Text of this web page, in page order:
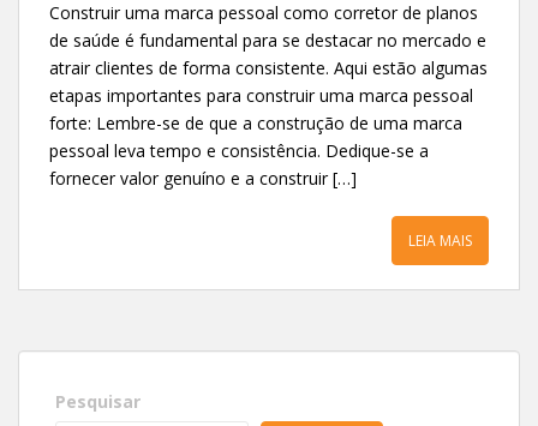
Construir uma marca pessoal como corretor de planos
de saúde é fundamental para se destacar no mercado e
atrair clientes de forma consistente. Aqui estão algumas
etapas importantes para construir uma marca pessoal
forte: Lembre-se de que a construção de uma marca
pessoal leva tempo e consistência. Dedique-se a
fornecer valor genuíno e a construir […]
LEIA MAIS
Pesquisar